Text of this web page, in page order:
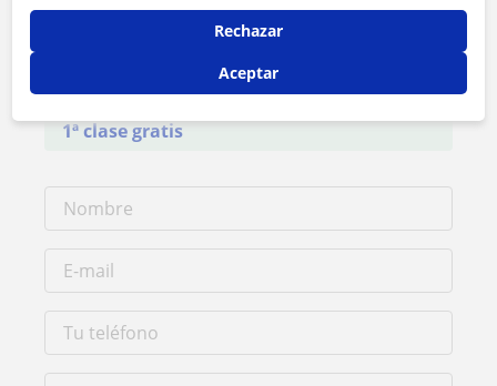
Contacta con Raquel
1ª clase gratis
Rechazar
Aceptar